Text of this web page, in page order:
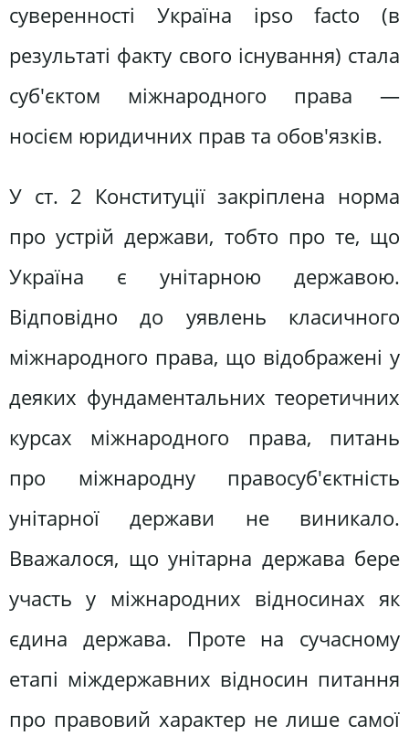
суверенності Україна ipso facto (в
результаті факту свого існування) стала
суб'єктом міжнародного права —
носієм юридичних прав та обов'язків.
У ст. 2 Конституції закріплена норма
про устрій держави, тобто про те, що
Україна є унітарною державою.
Відповідно до уявлень класичного
міжнародного права, що відображені у
деяких фундаментальних теоретичних
курсах міжнародного права, питань
про міжнародну правосуб'єктність
унітарної держави не виникало.
Вважалося, що унітарна держава бере
участь у міжнародних відносинах як
єдина держава. Проте на сучасному
етапі міждержавних відносин питання
про правовий характер не лише самої